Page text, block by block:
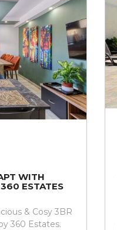
WITH
ESTATES
& Cosy 3BR
360 Estates.